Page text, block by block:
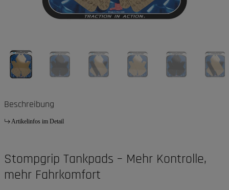
Beschreibung
Artikelinfos im Detail
Stompgrip Tankpads – Mehr Kontrolle,
mehr Fahrkomfort